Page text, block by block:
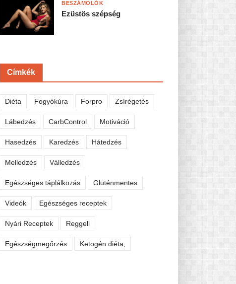
Ezüstös szépség
BESZÁMOLÓK
Címkék
Diéta Fogyókúra Forpro Zsírégetés
Lábedzés CarbControl Motiváció
Hasedzés Karedzés Hátedzés
Melledzés Válledzés
Egészséges táplálkozás Gluténmentes
Videók Egészséges receptek
Nyári Receptek Reggeli
Egészségmegőrzés Ketogén diéta,